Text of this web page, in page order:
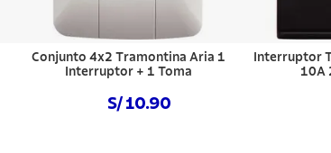
Conjunto 4x2 Tramontina Aria 1
Interruptor + 1 Toma
S/ 10.90
Interruptor
10A